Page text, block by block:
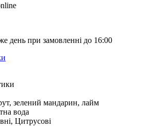
день при замовленні до 16:00
зелений мандарин, лайм
вода
Цитрусові